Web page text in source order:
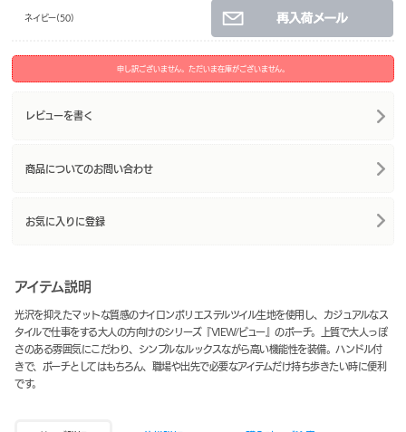
ネイビー(50)
申し訳ございません。ただいま在庫がございません。
レビューを書く
商品についてのお問い合わせ
お気に入りに登録
アイテム説明
光沢を抑えたマットな質感のナイロンポリエステルツイル生地を使用し、カジュアルなス
タイルで仕事をする大人の方向けのシリーズ『VIEW/ビュー』のポーチ。上質で大人っぽ
さのある雰囲気にこだわり、シンプルなルックスながら高い機能性を装備。ハンドル付
きで、ポーチとしてはもちろん、職場や出先で必要なアイテムだけ持ち歩きたい時に便利
です。